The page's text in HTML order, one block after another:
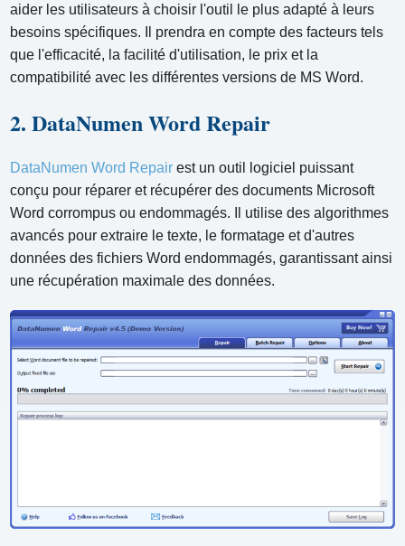
aider les utilisateurs à choisir l'outil le plus adapté à leurs
besoins spécifiques. Il prendra en compte des facteurs tels
que l'efficacité, la facilité d'utilisation, le prix et la
compatibilité avec les différentes versions de MS Word.
2. DataNumen Word Repair
DataNumen Word Repair est un outil logiciel puissant
conçu pour réparer et récupérer des documents Microsoft
Word corrompus ou endommagés. Il utilise des algorithmes
avancés pour extraire le texte, le formatage et d'autres
données des fichiers Word endommagés, garantissant ainsi
une récupération maximale des données.